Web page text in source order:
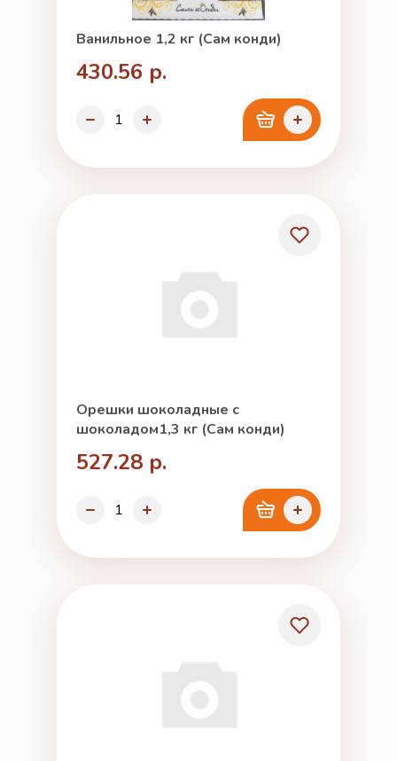
Ванильное 1,2 кг (Сам конди)
430.56 р.
Орешки шоколадные с
шоколадом1,3 кг (Сам конди)
527.28 р.